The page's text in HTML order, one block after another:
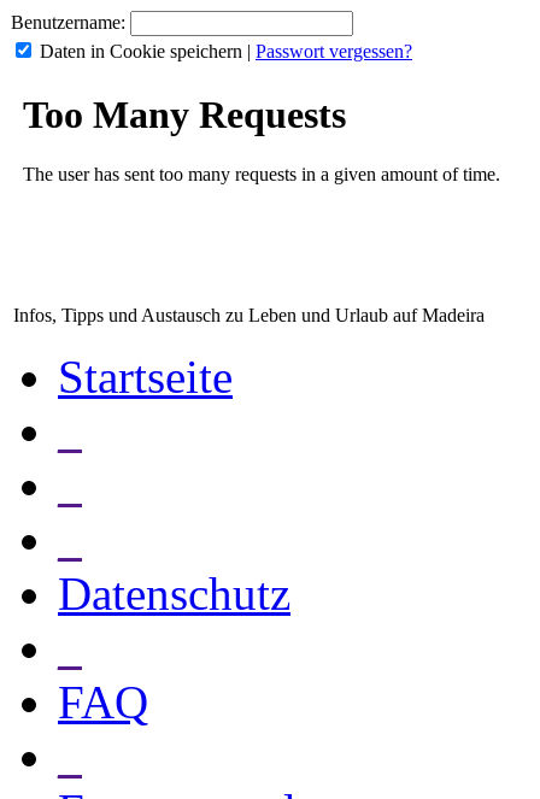
Benutzername:
Daten in Cookie speichern | Passwort vergessen?
Infos, Tipps und Austausch zu Leben und Urlaub auf Madeira
Startseite
Datenschutz
FAQ